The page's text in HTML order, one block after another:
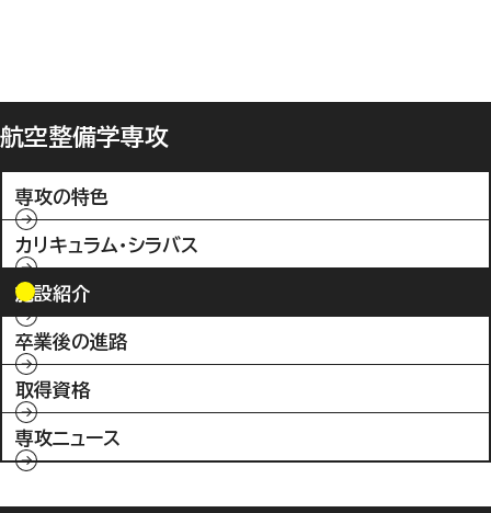
航空整備学専攻
専攻の特色
カリキュラム・シラバス
施設紹介
卒業後の進路
取得資格
専攻ニュース